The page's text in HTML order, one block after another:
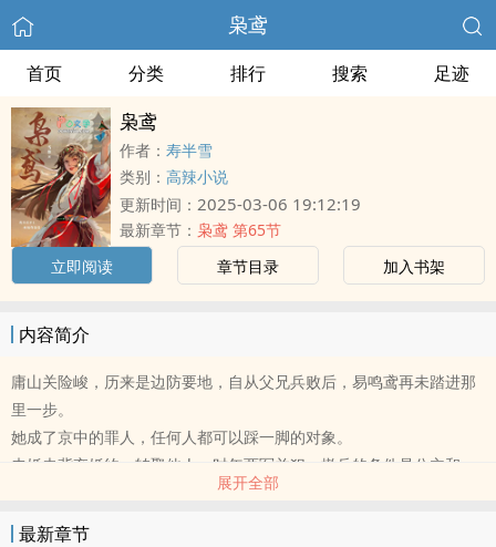
枭鸢
首页 分类 排行 搜索 足迹
枭鸢
作者： 寿半雪
类别： 高辣小说
更新时间： 2025-03-06 19:12:19
最新章节： 枭鸢 第65节
立即阅读
章节目录 加入书架
内容简介
庸山关险峻，历来是边防要地，自从父兄兵败后，易鸣鸢再未踏进那
里一步。
她成了京中的罪人，任何人都可以踩一脚的对象。
未婚夫背弃婚约，转娶他人，时年两军并犯，撤兵的条件是公主和
展开全部
最新章节